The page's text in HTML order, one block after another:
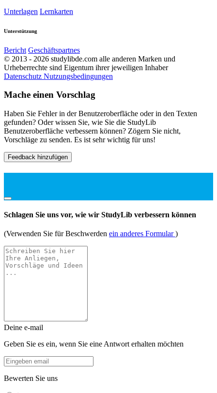
Unterlagen Lernkarten
Unterstützung
Bericht Geschäftspartnes
© 2013 - 2026 studylibde.com alle anderen Marken und
Urheberrechte sind Eigentum ihrer jeweiligen Inhaber
Datenschutz Nutzungsbedingungen
Mache einen Vorschlag
Haben Sie Fehler in der Benutzeroberfläche oder in den Texten
gefunden? Oder wissen Sie, wie Sie die StudyLib
Benutzeroberfläche verbessern können? Zögern Sie nicht,
Vorschläge zu senden. Es ist sehr wichtig für uns!
Feedback hinzufügen
Schlagen Sie uns vor, wie wir StudyLib verbessern können
(Verwenden Sie für Beschwerden ein anderes Formular)
Deine e-mail
Geben Sie es ein, wenn Sie eine Antwort erhalten möchten
Bewerten Sie uns